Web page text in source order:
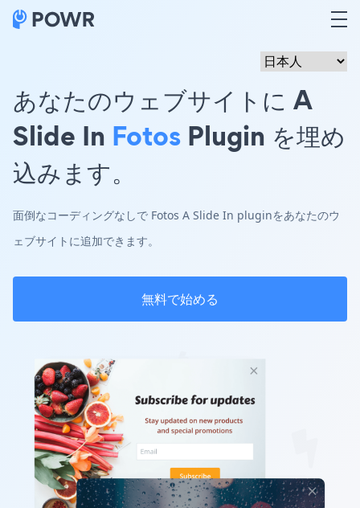
あなたのウェブサイトに A
Slide In Fotos Plugin を埋め
込みます。
面倒なコーディングなしで Fotos A Slide In pluginをあなたのウ
ェブサイトに追加できます。
無料で始める